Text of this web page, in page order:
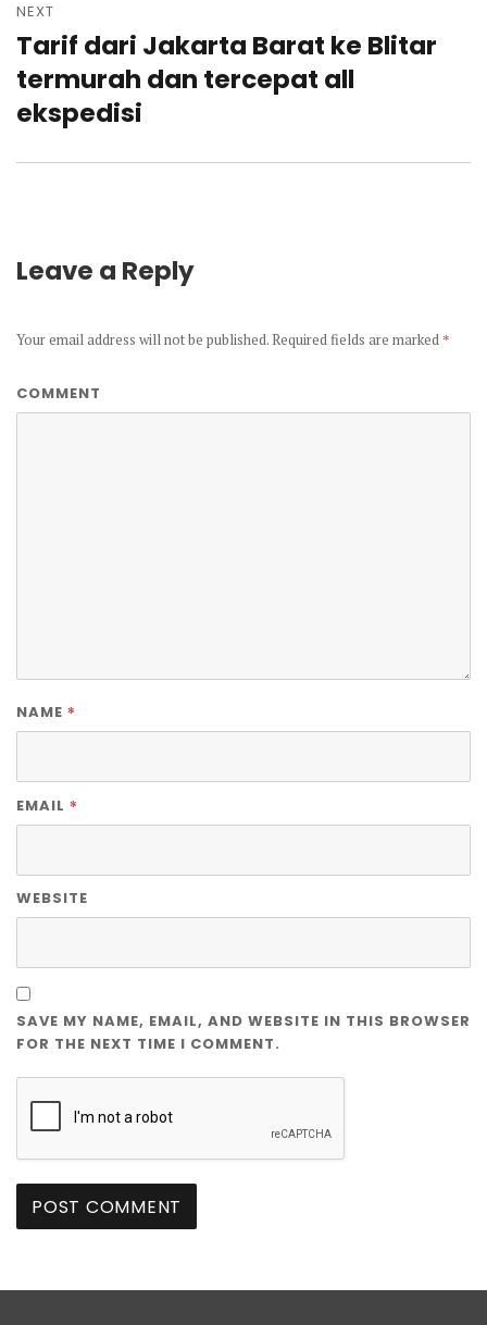
NEXT
Next
post:
Tarif dari Jakarta Barat ke Blitar
termurah dan tercepat all
ekspedisi
Leave a Reply
Your email address will not be published. Required fields are marked *
COMMENT
NAME *
EMAIL *
WEBSITE
SAVE MY NAME, EMAIL, AND WEBSITE IN THIS BROWSER
FOR THE NEXT TIME I COMMENT.